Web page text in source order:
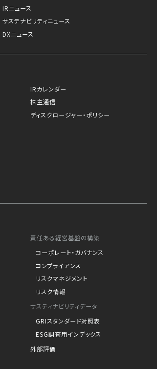
IRニュース
サステナビリティニュース
DXニュース
IRカレンダー
株主通信
ディスクロージャー・ポリシー
責任ある経営基盤の構築
コーポレート・ガバナンス
コンプライアンス
リスクマネジメント
リスク情報
サスティナビリティデータ
GRIスタンダード対照表
ESG調査用インデックス
外部評価